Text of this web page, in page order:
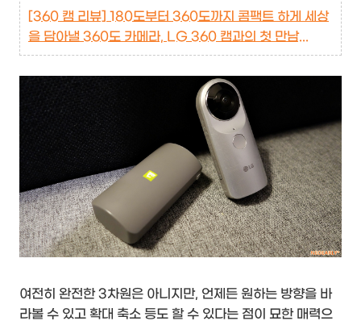
[360 캠 리뷰] 180도부터 360도까지 콤팩트 하게 세상
을 담아낼 360도 카메라, LG 360 캠과의 첫 만남...
여전히 완전한 3차원은 아니지만, 언제든 원하는 방향을 바
라볼 수 있고 확대 축소 등도 할 수 있다는 점이 묘한 매력으